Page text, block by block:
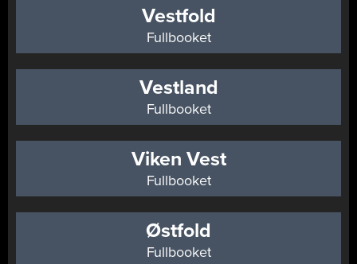
Vestfold
Fullbooket
Vestland
Fullbooket
Viken Vest
Fullbooket
Østfold
Fullbooket